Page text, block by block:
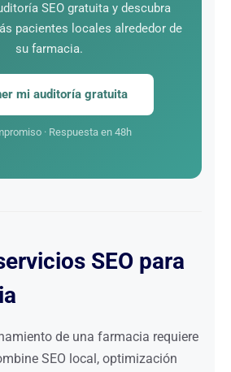
SEO gratuita y descubra
pacientes locales alrededor de
su farmacia.
mi auditoría gratuita
· Respuesta en 48h
SEO para
de una farmacia requiere
SEO local, optimización